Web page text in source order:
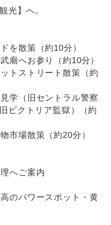
光】へ。
を散策（約10分）
廟へお参り（約10分）
トストリート散策（約
学（旧セントラル警察
ビクトリア監獄）（約
市場散策（約20分）
へご案内
のパワースポット・黄